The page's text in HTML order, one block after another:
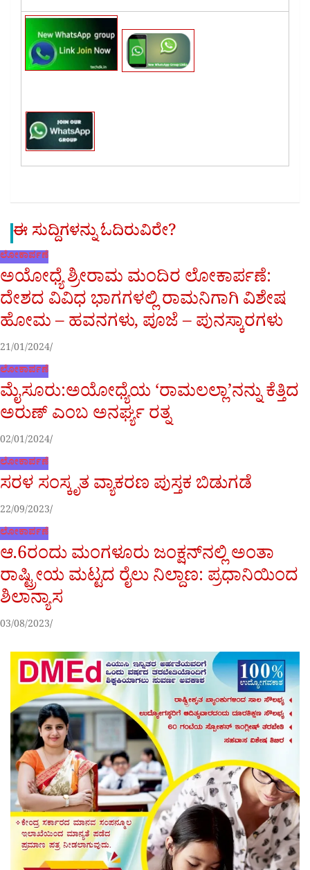
ಈ ಸುದ್ದಿಗಳನ್ನು ಓದಿರುವಿರೇ?
ಲೋಕಾರ್ಪಣೆ
ಅಯೋಧ್ಯೆ ಶ್ರೀರಾಮ ಮಂದಿರ ಲೋಕಾರ್ಪಣೆ:
ದೇಶದ ವಿವಿಧ ಭಾಗಗಳಲ್ಲಿ ರಾಮನಿಗಾಗಿ ವಿಶೇಷ
ಹೋಮ – ಹವನಗಳು, ಪೂಜೆ – ಪುನಸ್ಕಾರಗಳು
21/01/2024
ಲೋಕಾರ್ಪಣೆ
ಮೈಸೂರು:ಅಯೋಧ್ಯೆಯ ‘ರಾಮಲಲ್ಲಾ’ನನ್ನು ಕೆತ್ತಿದ
ಅರುಣ್ ಎಂಬ ಅನರ್ಘ್ಯ ರತ್ನ
02/01/2024
ಲೋಕಾರ್ಪಣೆ
ಸರಳ ಸಂಸ್ಕೃತ ವ್ಯಾಕರಣ ಪುಸ್ತಕ ಬಿಡುಗಡೆ
22/09/2023
ಲೋಕಾರ್ಪಣೆ
ಆ.6ರಂದು ಮಂಗಳೂರು ಜಂಕ್ಷನ್‌ನಲ್ಲಿ ಅಂತಾ
ರಾಷ್ಟ್ರೀಯ ಮಟ್ಟದ ರೈಲು ನಿಲ್ದಾಣ: ಪ್ರಧಾನಿಯಿಂದ
ಶಿಲಾನ್ಯಾಸ
03/08/2023